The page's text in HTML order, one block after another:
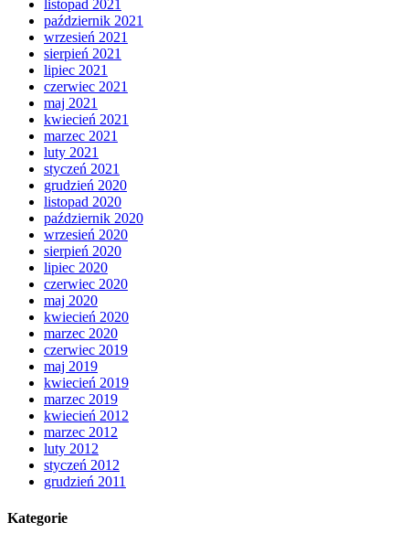
listopad 2021
październik 2021
wrzesień 2021
sierpień 2021
lipiec 2021
czerwiec 2021
maj 2021
kwiecień 2021
marzec 2021
luty 2021
styczeń 2021
grudzień 2020
listopad 2020
październik 2020
wrzesień 2020
sierpień 2020
lipiec 2020
czerwiec 2020
maj 2020
kwiecień 2020
marzec 2020
czerwiec 2019
maj 2019
kwiecień 2019
marzec 2019
kwiecień 2012
marzec 2012
luty 2012
styczeń 2012
grudzień 2011
Kategorie